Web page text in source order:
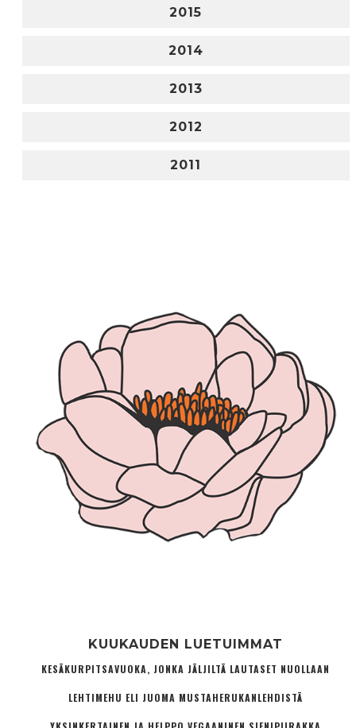
2015
2014
2013
2012
2011
KUUKAUDEN LUETUIMMAT
KESÄKURPITSAVUOKA, JONKA JÄLJILTÄ LAUTASET NUOLLAAN
LEHTIMEHU ELI JUOMA MUSTAHERUKANLEHDISTÄ